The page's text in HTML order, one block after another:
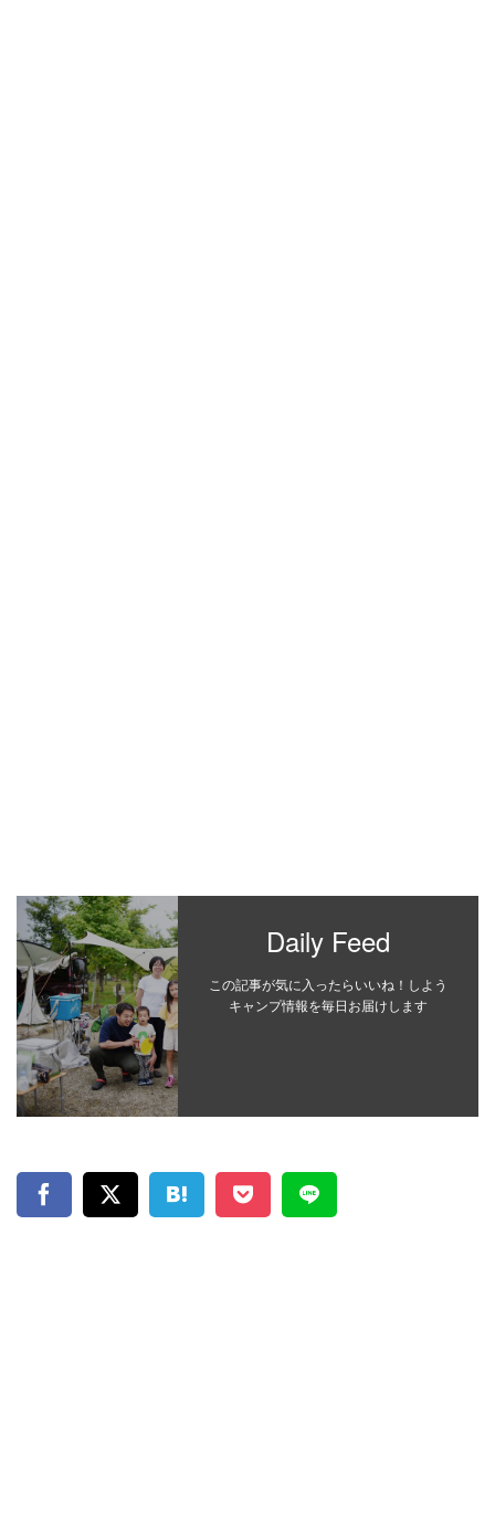
Daily Feed
この記事が気に入ったらいいね！しよう
キャンプ情報を毎日お届けします